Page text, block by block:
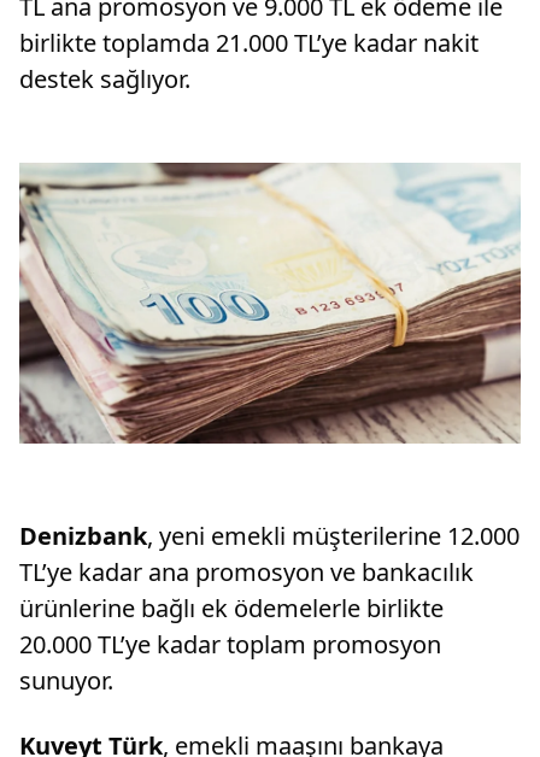
birlikte toplamda 21.000 TL’ye kadar nakit
destek sağlıyor.
Denizbank, yeni emekli müşterilerine 12.000
TL’ye kadar ana promosyon ve bankacılık
ürünlerine bağlı ek ödemelerle birlikte
20.000 TL’ye kadar toplam promosyon
sunuyor.
Kuveyt Türk, emekli maaşını bankaya